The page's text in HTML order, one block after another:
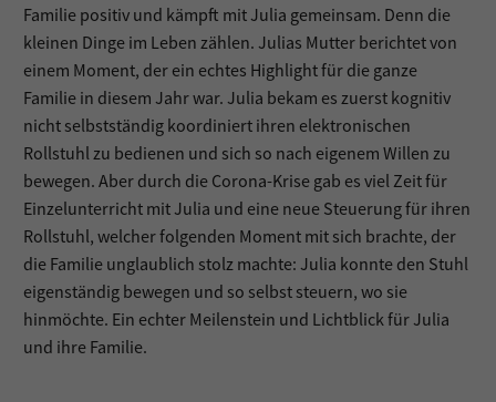
Familie positiv und kämpft mit Julia gemeinsam. Denn die
kleinen Dinge im Leben zählen. Julias Mutter berichtet von
einem Moment, der ein echtes Highlight für die ganze
Familie in diesem Jahr war. Julia bekam es zuerst kognitiv
nicht selbstständig koordiniert ihren elektronischen
Rollstuhl zu bedienen und sich so nach eigenem Willen zu
bewegen. Aber durch die Corona-Krise gab es viel Zeit für
Einzelunterricht mit Julia und eine neue Steuerung für ihren
Rollstuhl, welcher folgenden Moment mit sich brachte, der
die Familie unglaublich stolz machte: Julia konnte den Stuhl
eigenständig bewegen und so selbst steuern, wo sie
hinmöchte. Ein echter Meilenstein und Lichtblick für Julia
und ihre Familie.